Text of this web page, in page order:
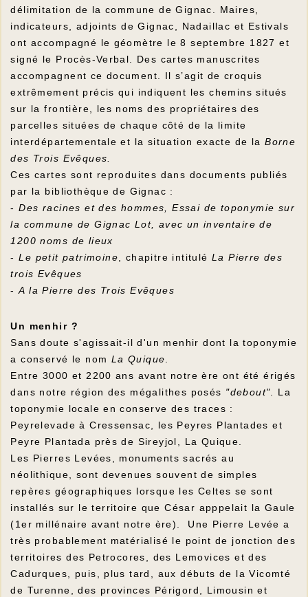
délimitation de la commune de Gignac. Maires,
indicateurs, adjoints de Gignac, Nadaillac et Estivals
ont accompagné le géomètre le 8 septembre 1827 et
signé le Procès-Verbal. Des cartes manuscrites
accompagnent ce document. Il s’agit de croquis
extrêmement précis qui indiquent les chemins situés
sur la frontière, les noms des propriétaires des
parcelles situées de chaque côté de la limite
interdépartementale et la situation exacte de laBorne
des Trois Evêques.
Ces cartes sont reproduites dans documents publiés
par la bibliothèque de Gignac :
- Des racines et des hommes, Essai de toponymie sur
la commune de Gignac Lot, avec un inventaire de
1200 noms de lieux
- Le petit patrimoine, chapitre intitulé La Pierre des
trois Evêques
-A la Pierre des Trois Evêques
Un menhir ?
Sans doute s'agissait-il d'un menhir dont la toponymie
a conservé le nom La Quique.
Entre 3000 et 2200 ans avant notre ère ont été érigés
dans notre région des mégalithes posés "debout". La
toponymie locale en conserve des traces :
Peyrelevade à Cressensac, les Peyres Plantades et
Peyre Plantada près de Sireyjol, La Quique.
Les Pierres Levées, monuments sacrés au
néolithique, sont devenues souvent de simples
repères géographiques lorsque les Celtes se sont
installés sur le territoire que César apppelait la Gaule
(1er millénaire avant notre ère). Une Pierre Levée a
très probablement matérialisé le point de jonction des
territoires des Petrocores, des Lemovices et des
Cadurques, puis, plus tard, aux débuts de la Vicomté
de Turenne, des provinces Périgord, Limousin et